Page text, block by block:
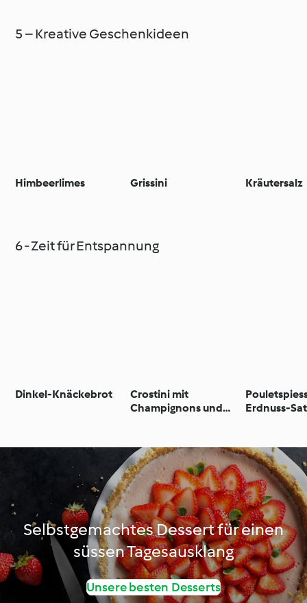
5 – Kreative Geschenkideen
Himbeerlimes Grissini Kräutersalz
6 - Zeit für Entspannung
Dinkel-Knäckebrot
Crostini mit
Champignons und
Erdnuss-
Selbstgemachtes Dessert für einen
süssen Tagesausklang
Unsere besten Desserts